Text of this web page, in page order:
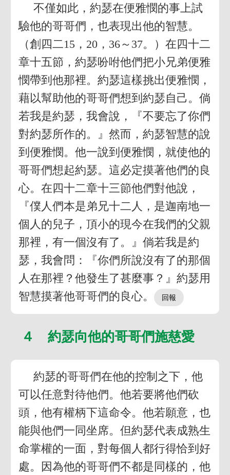
不僅如此，約瑟在便雅憫的事上試
驗他的哥哥們，也表現出他的智慧。
（創四二15，20，36～37。）在四十二
章十五節，約瑟吩咐他們把小兄弟便雅
憫帶到他那裡。約瑟這樣挑出便雅憫，
藉以幫助他的哥哥們想到約瑟自己。倘
若我是約瑟，我會說，『不要忘了你們
對約瑟所作的。』然而，約瑟智慧的說
到便雅憫。他一說到便雅憫，就使他的
哥哥們想起約瑟。這必定摸著他們的良
心。在四十二章十三節他們對他說，
『僕人們本是弟兄十二人，是迦南地一
個人的兒子，頂小的現今在我們的父親
那裡，有一個沒有了。』倘若我是約
瑟，我會問：『你們所說沒有了的那個
人在那裡？他發生了甚麼事？』約瑟用
智慧摸著他哥哥們的良心。
４ 約瑟向他的哥哥們施慈愛
約瑟的哥哥們在他的控制之下，他
可以任意對待他們。他若要將他們砍
頭，他有權柄下這命令。他若願意，也
能與他們一同坐席。但約瑟代表成熟生
命掌權的一面，對每個人都行得恰到好
處。因為他的哥哥們不都是同樣的，他